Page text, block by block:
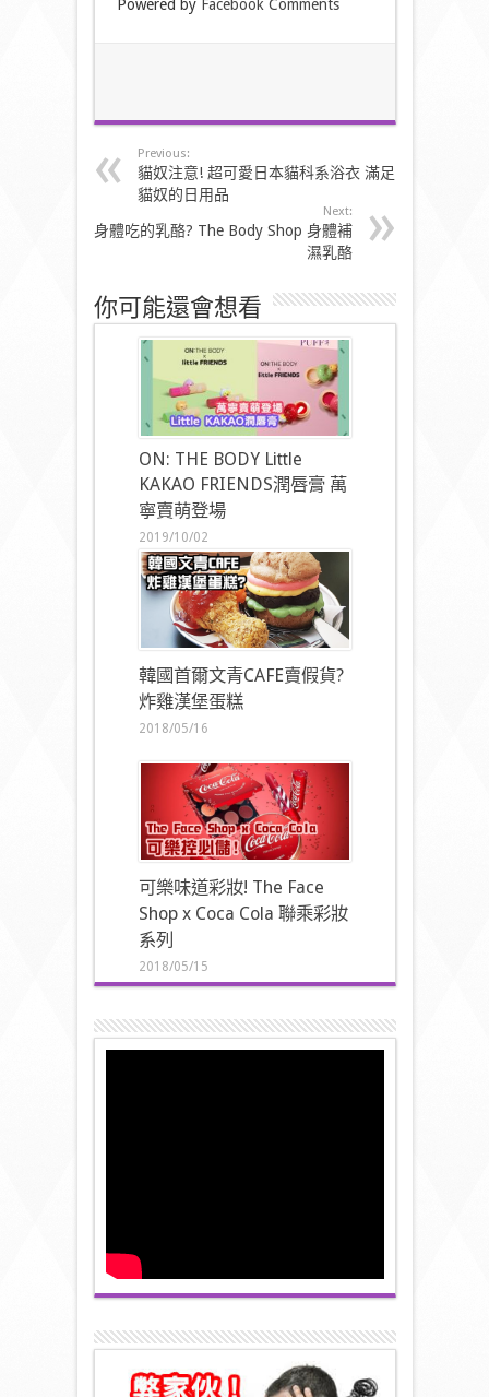
Powered by Facebook Comments
Previous:
貓奴注意! 超可愛日本貓科系浴衣 滿足
貓奴的日用品
Next:
身體吃的乳酪? The Body Shop 身體補
濕乳酪
你可能還會想看
ON: THE BODY Little
KAKAO FRIENDS潤唇膏 萬
寧賣萌登場
2019/10/02
韓國首爾文青CAFE賣假貨?
炸雞漢堡蛋糕
2018/05/16
可樂味道彩妝! The Face
Shop x Coca Cola 聯乘彩妝
系列
2018/05/15